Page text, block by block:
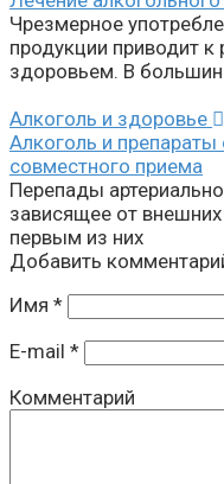
Чрезмерное
продукции приводит
здоровьем. В
Алкоголь и здоровье
Алкоголь и препараты
совместного приема
Перепады
зависящее от
первым из них
Добавить
Имя *
E-mail *
Комментарий